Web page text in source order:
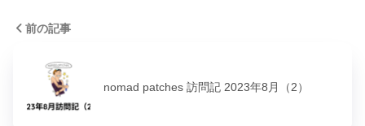
前の記事
nomad patches 訪問記 2023年8月（2）